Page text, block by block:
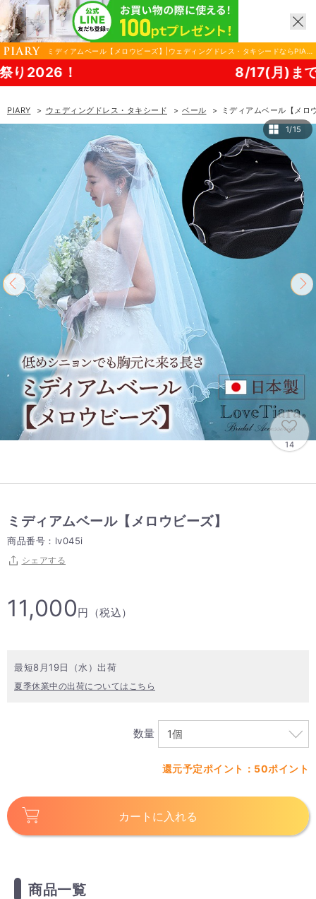
ミディアムベール【メロウビーズ】|ウェディングドレス・タキシードならPIAR
Y（ピアリー）
8/17(月)まで！
PIARY ウェディングドレス・タキシード ベール
ミディアムベール【メロ
1/15
14
ミディアムベール【メロウビーズ】
商品番号：lv045i
シェアする
11,000円（税込）
最短8月19日（水）出荷
夏季休業中の出荷についてはこちら
数量
還元予定ポイント：50ポイント
カートに入れる
商品一覧